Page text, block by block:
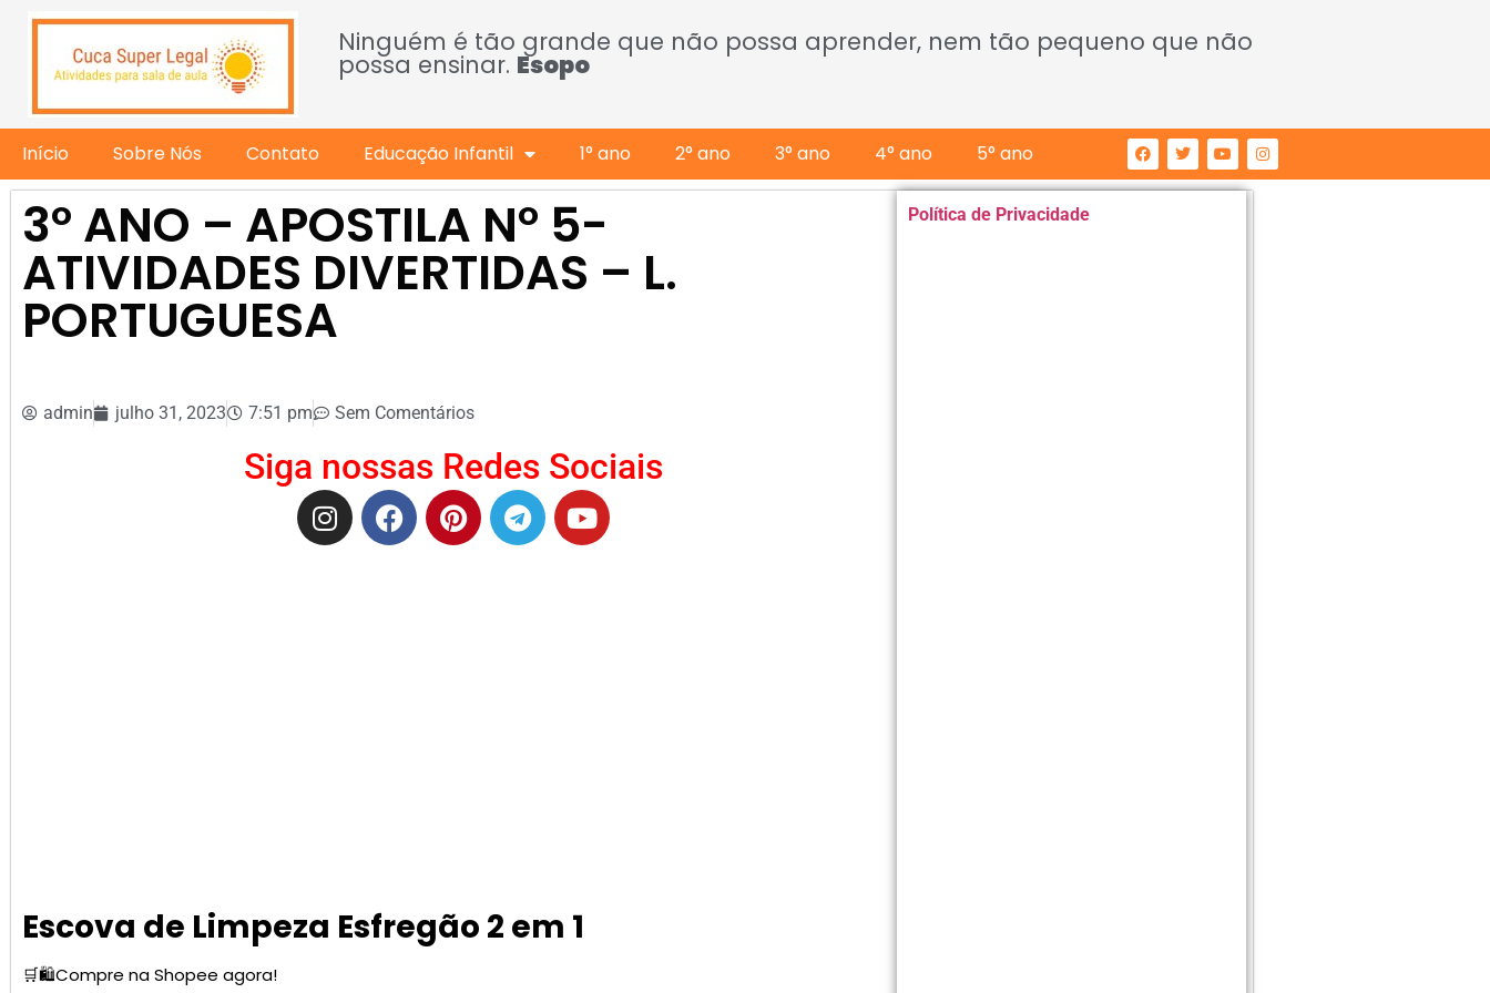
Ninguém é tão grande que não possa aprender, nem tão pequeno que não
possa ensinar. Esopo
Início Sobre Nós Contato Educação Infantil 1° ano 2° ano 3° ano 4° ano 5° ano
3º ANO – APOSTILA Nº 5-
ATIVIDADES DIVERTIDAS – L.
PORTUGUESA
admin julho 31, 2023 7:51 pm Sem Comentários
Siga nossas Redes Sociais
Escova de Limpeza Esfregão 2 em 1
🛒🛍️Compre na Shopee agora!
Política de Privacidade